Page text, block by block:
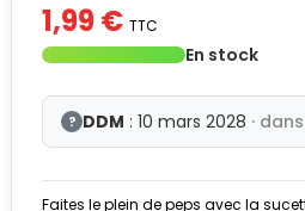
1,99 € TTC
En stock
? DDM : 10 mars 2028 ·
Faites le plein de peps avec la